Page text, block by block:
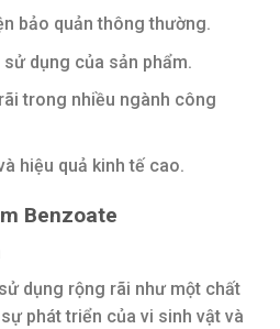
bảo quản thông thường.
dụng của sản phẩm.
trong nhiều ngành công
hiệu quả kinh tế cao.
Benzoate
dụng rộng rãi như một chất
phát triển của vi sinh vật và